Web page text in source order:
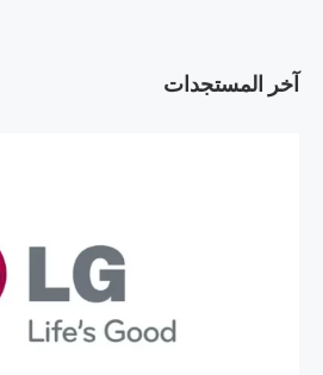
آخر المستجدات